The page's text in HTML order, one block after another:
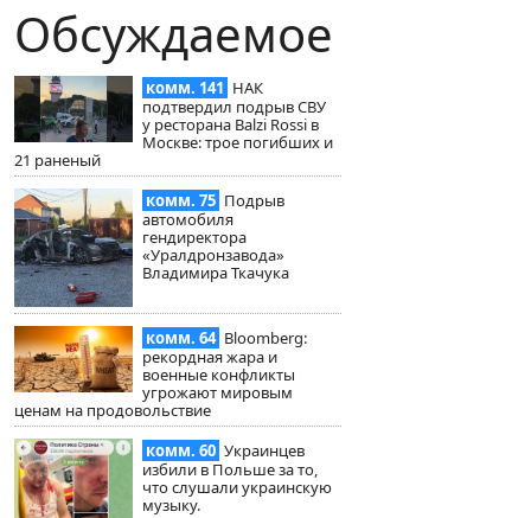
Обсуждаемое
комм. 141 НАК
подтвердил подрыв СВУ
у ресторана Balzi Rossi в
Москве: трое погибших и
21 раненый
комм. 75 Подрыв
автомобиля
гендиректора
«Уралдронзавода»
Владимира Ткачука
комм. 64 Bloomberg:
рекордная жара и
военные конфликты
угрожают мировым
ценам на продовольствие
комм. 60 Украинцев
избили в Польше за то,
что слушали украинскую
музыку.